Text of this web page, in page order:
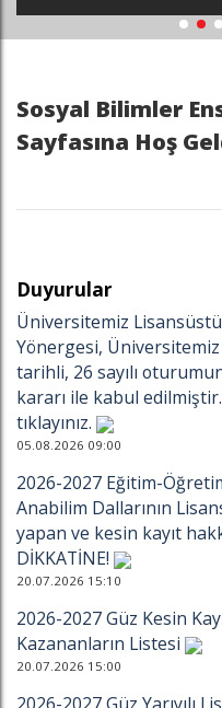
Sosyal Bilimler
Sayfasına Hoş
Duyurular
Üniversitemiz
Yönergesi,
tarihli, 26 sayılı
kararı ile kabul
tıklayınız.
05.08.2026 09:00
2026-2027 Eğitim-
Anabilim Dallarının
yapan ve kesin kayıt
DİKKATİNE!
20.07.2026 15:10
2026-2027 Güz Kesin
Kazananların Listesi
20.07.2026 15:00